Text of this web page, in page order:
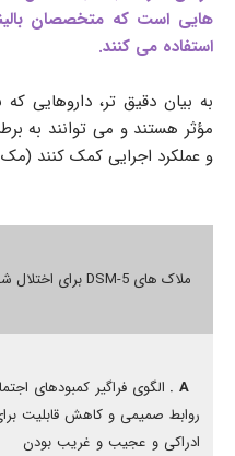
هایی است که متخصصان
استفاده می کنند.
به بیان دقیق تر، داروهایی که
مؤثر هستند و می توانند به
و عملکرد اجرایی کمک کنند (مک
ملاک های 5-DSM برای اختلال شخصیت اسکیزوتایپی
A .
الگوی فراگیر کمبودهای
روابط صمیمی و کاهش قابلیت
ادراکی و عجیب و غریب